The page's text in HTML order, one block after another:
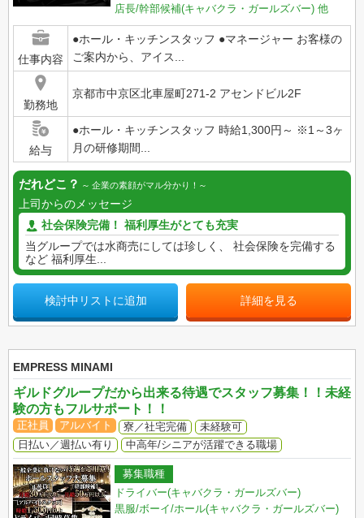
店長/幹部候補(キャバクラ・ガールズバー) 他
仕事内容
●ホール・キッチンスタッフ ●マネージャー お客様の
ご案内から、アイス...
勤務地
京都市中京区北車屋町271-2 アセンドビル2F
給与
●ホール・キッチンスタッフ 時給1,300円～ ※1～3ヶ
月の研修期間...
だれどこ？ 企業の素顔がマル分かり！
上司からのメッセージ
社会保険完備！ 福利厚生がとても充実
当グループでは水商売にしては珍しく、 社会保険を完備する
など 福利厚生...
検討中リストに追加 詳細を見る
EMPRESS MINAMI
ギルドグループだから出来る待遇でスタッフ募集！！未経
験の方もフルサポート！！
正社員 アルバイト 寮／社宅完備
未経験可
日払い／週払い有り
中高年/シニアが活躍できる職場
募集職種
ドライバー(キャバクラ・ガールズバー)
黒服/ボーイ/ホール(キャバクラ・ガールズバー)